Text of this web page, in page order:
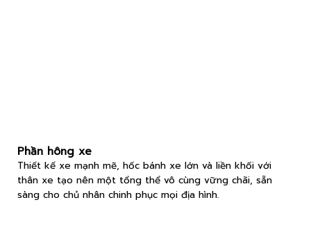
Phần hông xe
Thiết kế xe mạnh mẽ, hốc bánh xe lớn và liền khối với
thân xe tạo nên một tổng thể vô cùng vững chãi, sẵn
sàng cho chủ nhân chinh phục mọi địa hình.